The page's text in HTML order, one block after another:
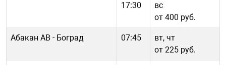
17:30
вс
от 400 руб.
Абакан АВ - Боград 07:45
вт, чт
от 225 руб.